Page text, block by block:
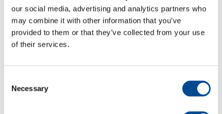
our social media, advertising and analytics partners who
may combine it with other information that you’ve
provided to them or that they’ve collected from your use
of their services.
Selection
Necessary
Juki LU-2860AD